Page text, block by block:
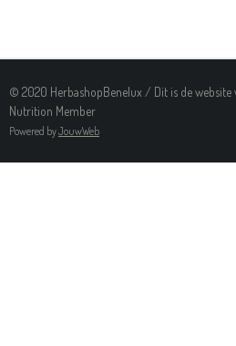
© 2020 HerbashopBenelux / Dit is de
Nutrition Member
Powered byJouwWeb